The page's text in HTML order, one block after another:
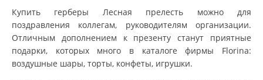
Купить герберы Лесная прелесть можно для
поздравления коллегам, руководителям организации.
Отличным дополнением к презенту станут приятные
подарки, которых много в каталоге фирмы Florina:
воздушные шары, торты, конфеты, игрушки.